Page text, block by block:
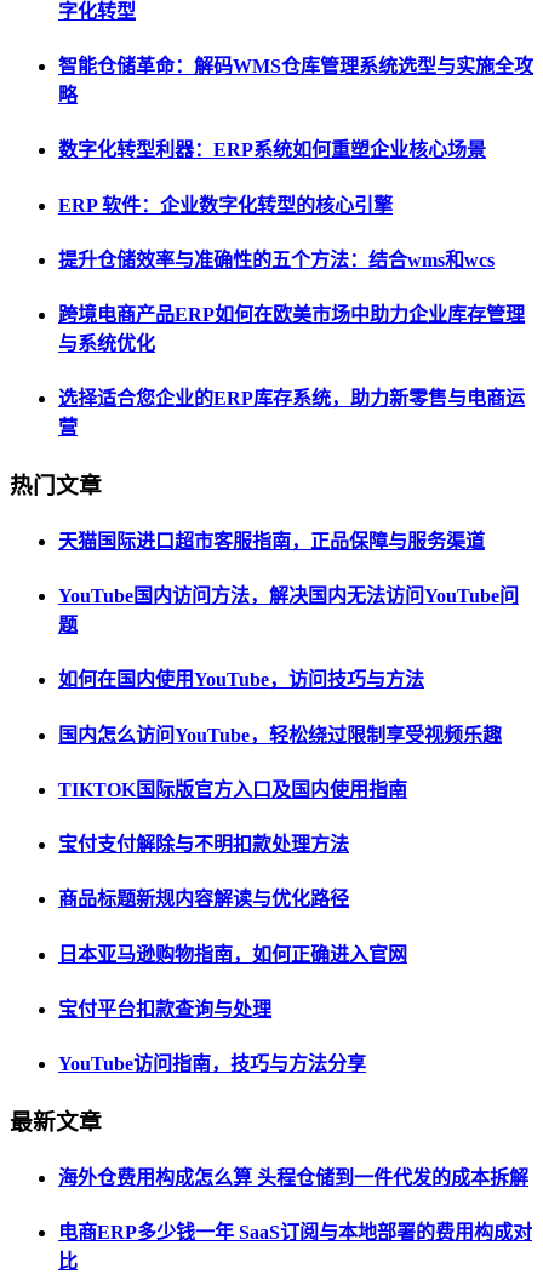
字化转型
智能仓储革命：解码WMS仓库管理系统选型与实施全攻
略
数字化转型利器：ERP系统如何重塑企业核心场景
ERP 软件：企业数字化转型的核心引擎
提升仓储效率与准确性的五个方法：结合wms和wcs
跨境电商产品ERP如何在欧美市场中助力企业库存管理
与系统优化
选择适合您企业的ERP库存系统，助力新零售与电商运
营
热门文章
天猫国际进口超市客服指南，正品保障与服务渠道
YouTube国内访问方法，解决国内无法访问YouTube问
题
如何在国内使用YouTube，访问技巧与方法
国内怎么访问YouTube，轻松绕过限制享受视频乐趣
TIKTOK国际版官方入口及国内使用指南
宝付支付解除与不明扣款处理方法
商品标题新规内容解读与优化路径
日本亚马逊购物指南，如何正确进入官网
宝付平台扣款查询与处理
YouTube访问指南，技巧与方法分享
最新文章
海外仓费用构成怎么算 头程仓储到一件代发的成本拆解
电商ERP多少钱一年 SaaS订阅与本地部署的费用构成对
比